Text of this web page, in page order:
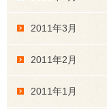
2011年3月
2011年2月
2011年1月